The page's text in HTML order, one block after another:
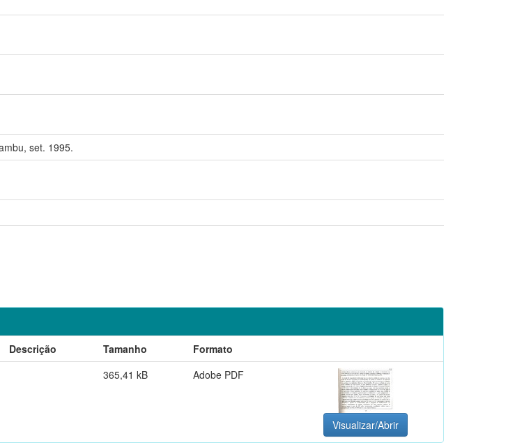
set. 1995.
Descrição Tamanho
Formato
365,41 kB Adobe PDF
Visualizar/Abrir